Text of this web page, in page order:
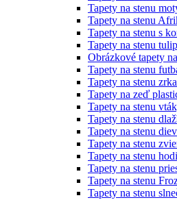
Tapety na stenu
Tapety na stenu
Tapety na stenu s
Tapety na stenu
Obrázkové tapety
Tapety na stenu
Tapety na stenu
Tapety na zeď
Tapety na stenu
Tapety na stenu
Tapety na stenu
Tapety na stenu
Tapety na stenu
Tapety na stenu
Tapety na stenu
Tapety na stenu